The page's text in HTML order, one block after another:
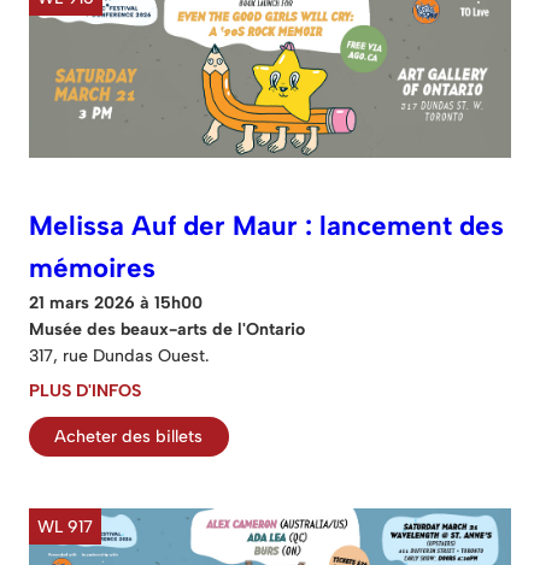
Melissa Auf der Maur : lancement des
mémoires
21 mars 2026 à 15h00
Musée des beaux-arts de l'Ontario
317, rue Dundas Ouest.
PLUS D'INFOS
Acheter des billets
WL 917